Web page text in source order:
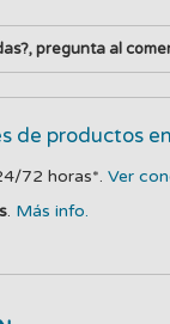
pregunta al
de productos
72 horas*. Ver
. Más info.